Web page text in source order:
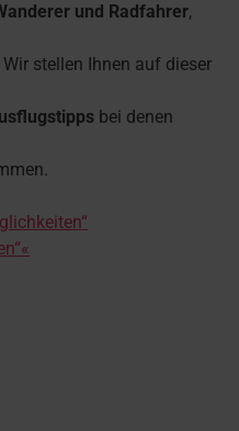
und Radfahrer,
stellen Ihnen auf dieser
bei denen